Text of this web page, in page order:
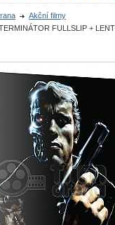
Akční filmy
FULLSLIP +